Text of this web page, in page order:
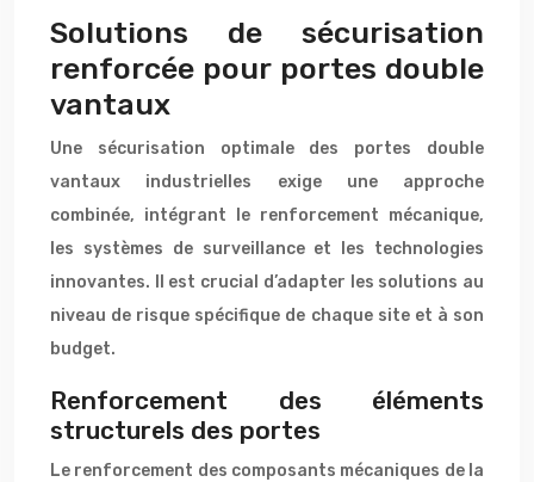
Solutions de sécurisation
renforcée pour portes double
vantaux
Une sécurisation optimale des portes double
vantaux industrielles exige une approche
combinée, intégrant le renforcement mécanique,
les systèmes de surveillance et les technologies
innovantes. Il est crucial d’adapter les solutions au
niveau de risque spécifique de chaque site et à son
budget.
Renforcement des éléments
structurels des portes
Le renforcement des composants mécaniques de la